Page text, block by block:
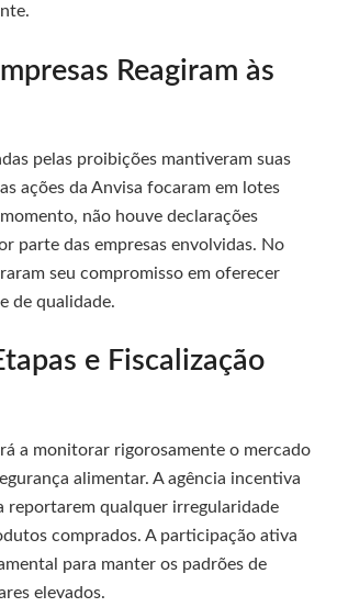
Reagiram às
pelas proibições mantiveram suas
ações da Anvisa focaram em lotes
não houve declarações
parte das empresas envolvidas. No
seu compromisso em oferecer
de qualidade.
e Fiscalização
a monitorar rigorosamente o mercado
alimentar. A agência incentiva
reportarem qualquer irregularidade
comprados. A participação ativa
para manter os padrões de
elevados.